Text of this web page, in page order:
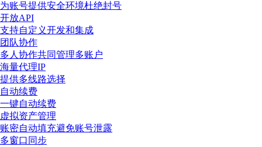
为账号提供安全环境杜绝封号
开放API
支持自定义开发和集成
团队协作
多人协作共同管理多账户
海量代理IP
提供多线路选择
自动续费
一键自动续费
虚拟资产管理
账密自动填充避免账号泄露
多窗口同步